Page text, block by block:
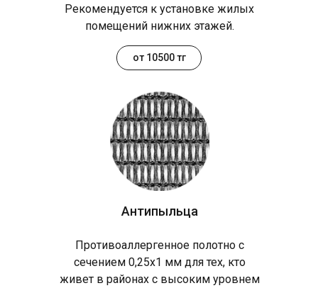
Антипыльца
Противоаллергенное полотно с
сечением 0,25х1 мм для тех, кто
живет в районах с высоким уровнем
Рекомендуется к установке жилых
помещений нижних этажей.
от 10500 тг